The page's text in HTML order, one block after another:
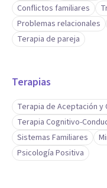
Conflictos familiares
Problemas relacionales
Terapia de pareja
Terapias
Terapia de Aceptación y
Terapia Cognitivo-
Sistemas Familiares
Psicología Positiva